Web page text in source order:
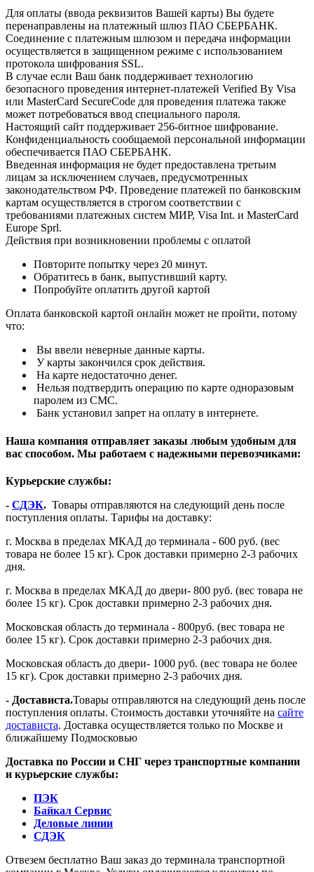
Для оплаты (ввода реквизитов Вашей карты) Вы будете
перенаправлены на платежный шлюз ПАО СБЕРБАНК.
Соединение с платежным шлюзом и передача информации
осуществляется в защищенном режиме с использованием
протокола шифрования SSL.
В случае если Ваш банк поддерживает технологию
безопасного проведения интернет-платежей Verified By Visa
или MasterCard SecureCode для проведения платежа также
может потребоваться ввод специального пароля.
Настоящий сайт поддерживает 256-битное шифрование.
Конфиденциальность сообщаемой персональной информации
обеспечивается ПАО СБЕРБАНК.
Введенная информация не будет предоставлена третьим
лицам за исключением случаев, предусмотренных
законодательством РФ. Проведение платежей по банковским
картам осуществляется в строгом соответствии с
требованиями платежных систем МИР, Visa Int. и MasterCard
Europe Sprl.
Действия при возникновении проблемы с оплатой
Повторите попытку через 20 минут.
Обратитесь в банк, выпустивший карту.
Попробуйте оплатить другой картой
Оплата банковской картой онлайн может не пройти, потому
что:
Вы ввели неверные данные карты.
У карты закончился срок действия.
На карте недостаточно денег.
Нельзя подтвердить операцию по карте одноразовым
паролем из СМС.
Банк установил запрет на оплату в интернете.
Наша компания отправляет заказы любым удобным для
вас способом. Мы работаем с надежными перевозчиками:
Курьерские службы:
- СДЭК. Товары отправляются на следующий день после
поступления оплаты. Тарифы на доставку:
г. Москва в пределах МКАД до терминала - 600 руб. (вес
товара не более 15 кг). Срок доставки примерно 2-3 рабочих
дня.
г. Москва в пределах МКАД до двери- 800 руб. (вес товара не
более 15 кг). Срок доставки примерно 2-3 рабочих дня.
Московская область до терминала - 800руб. (вес товара не
более 15 кг). Срок доставки примерно 2-3 рабочих дня.
Московская область до двери- 1000 руб. (вес товара не более
15 кг). Срок доставки примерно 2-3 рабочих дня.
- Достависта.Товары отправляются на следующий день после
поступления оплаты. Стоимость доставки уточняйте на сайте
достависта. Доставка осуществляется только по Москве и
ближайшему Подмосковью
Доставка по России и СНГ через транспортные компании
и курьерские службы:
ПЭК
Байкал Сервис
Деловые линии
СДЭК
Отвезем бесплатно Ваш заказ до терминала транспортной